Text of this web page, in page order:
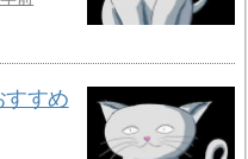
すすめ